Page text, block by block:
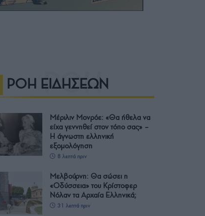
ΡΟΗ ΕΙΔΗΣΕΩΝ
Μέριλιν Μονρόε: «Θα ήθελα να
είχα γεννηθεί στον τόπο σας» –
Η άγνωστη ελληνική
εξομολόγηση
8 λεπτά πριν
Μελβούρνη: Θα σώσει η
«Οδύσσεια» του Κρίστοφερ
Νόλαν τα Αρχαία Ελληνικά;
31 λεπτά πριν